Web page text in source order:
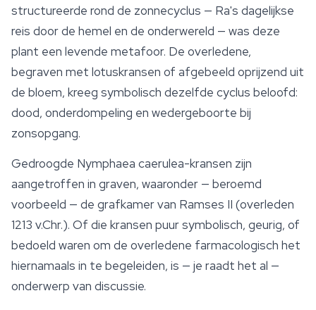
structureerde rond de zonnecyclus — Ra's dagelijkse
reis door de hemel en de onderwereld — was deze
plant een levende metafoor. De overledene,
begraven met lotuskransen of afgebeeld oprijzend uit
de bloem, kreeg symbolisch dezelfde cyclus beloofd:
dood, onderdompeling en wedergeboorte bij
zonsopgang.
Gedroogde Nymphaea caerulea-kransen zijn
aangetroffen in graven, waaronder — beroemd
voorbeeld — de grafkamer van Ramses II (overleden
1213 v.Chr.). Of die kransen puur symbolisch, geurig, of
bedoeld waren om de overledene farmacologisch het
hiernamaals in te begeleiden, is — je raadt het al —
onderwerp van discussie.